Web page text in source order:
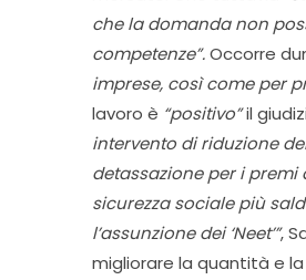
che la domanda non
competenze”.Occorre
imprese, così come per
lavoro è “positivo”il
intervento di riduzione
detassazione per i premi
sicurezza sociale più
l’assunzione dei ‘Neet’”,
migliorare la quantità e